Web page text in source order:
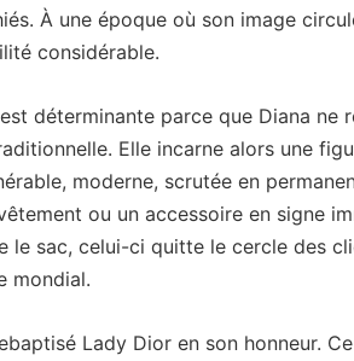
À une époque où son image
considérable.
déterminante parce que Diana ne
Elle incarne alors une
moderne, scrutée en
ou un accessoire en signe
le sac, celui-ci quitte le cercle des
mondial.
Lady Dior en son honneur.